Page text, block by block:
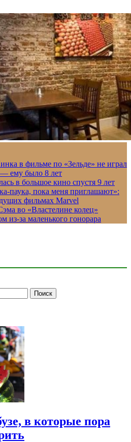
в фильме по «Зельде» не играл
ему было 8 лет
в большое кино спустя 9 лет
паука, пока меня приглашают»:
фильмах Marvel
во «Властелине колец»
из-за маленького гонорара
в которые пора